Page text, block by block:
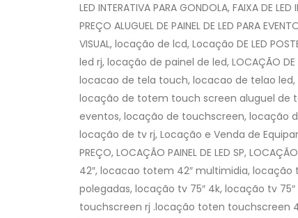
LED INTERATIVA PARA GONDOLA, FAIXA DE
PREÇO ALUGUEL DE PAINEL DE LED PARA
VISUAL, locação de lcd, Locação DE LED
led rj, locação de painel de led, LOCAÇÃO DE
locacao de tela touch, locacao de telao
locação de totem touch screen aluguel de
eventos, locação de touchscreen, locação
locação de tv rj, Locação e Venda de
PREÇO, LOCAÇÃO PAINEL DE LED SP,
42″, locacao totem 42″ multimidia,
polegadas, locação tv 75″ 4k, locação tv
touchscreen rj .locação toten touchscreen